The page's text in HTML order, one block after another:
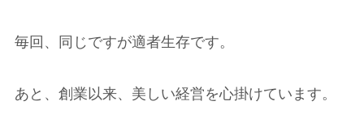
毎回、同じですが適者生存です。
あと、創業以来、美しい経営を心掛けています。